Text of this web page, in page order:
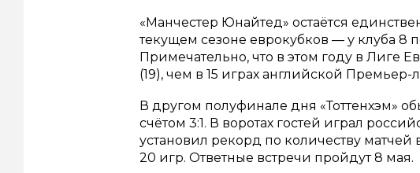
«Манчестер Юнайтед» остаётся
текущем сезоне еврокубков — у клуба 8
Примечательно, что в этом году в Лиге
(19), чем в 15 играх английской Премьер-
В другом полуфинале дня «Тоттенхэм»
счётом 3:1. В воротах гостей играл
установил рекорд по количеству
20 игр. Ответные встречи пройдут 8 мая.